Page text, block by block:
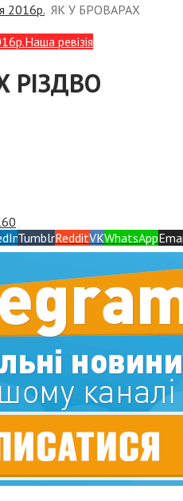
2016р. ЯК У БРОВАРАХ
Наша ревізія
РІЗДВО
0
TumblrRedditVKWhatsApp